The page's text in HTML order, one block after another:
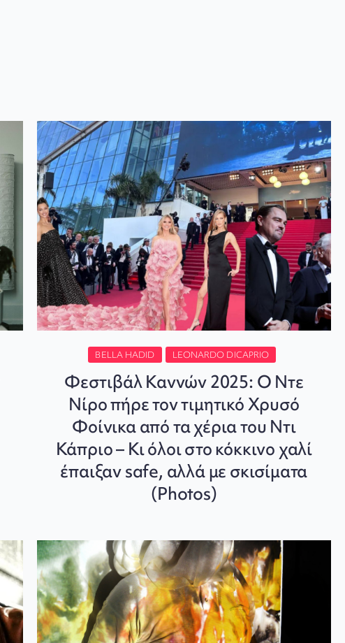
BELLA HADID LEONARDO DICAPRIO
Φεστιβάλ Καννών 2025: Ο Ντε
Νίρο πήρε τον τιμητικό Χρυσό
Φοίνικα από τα χέρια του Ντι
Κάπριο – Κι όλοι στο κόκκινο χαλί
έπαιξαν safe, αλλά με σκισίματα
(Photos)